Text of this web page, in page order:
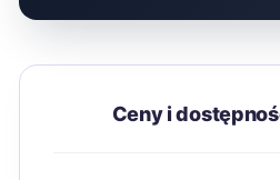
Ceny i